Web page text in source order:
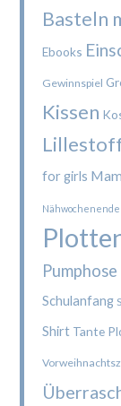
Basteln
Ebooks
Gewinnspiel
Kissen
for girls
Nähwochenende
Schulanfang
Shirt Tante